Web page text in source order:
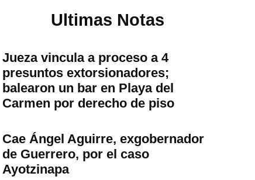
Ultimas Notas
Jueza vincula a proceso a 4
presuntos extorsionadores;
balearon un bar en Playa del
Carmen por derecho de piso
Cae Ángel Aguirre, exgobernador
de Guerrero, por el caso
Ayotzinapa